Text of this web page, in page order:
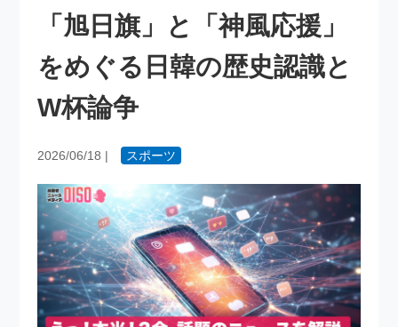
「旭日旗」と「神風応援」
をめぐる日韓の歴史認識と
W杯論争
2026/06/18 | スポーツ